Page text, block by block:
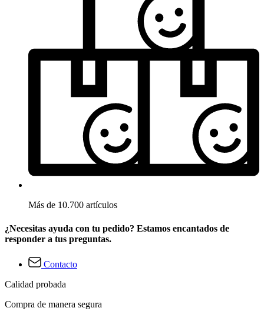
Más de 10.700 artículos
¿Necesitas ayuda con tu pedido? Estamos encantados de
responder a tus preguntas.
Contacto
Calidad probada
Compra de manera segura